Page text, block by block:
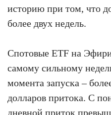
историю при том, что
более двух недель.
Спотовые ETF на
самому сильному
момента запуска –
долларов притока. С
дневной приток